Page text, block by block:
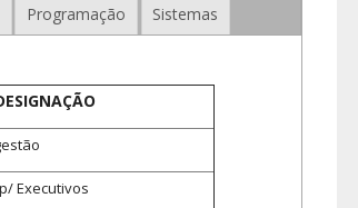
Programação Sistemas
Executivos